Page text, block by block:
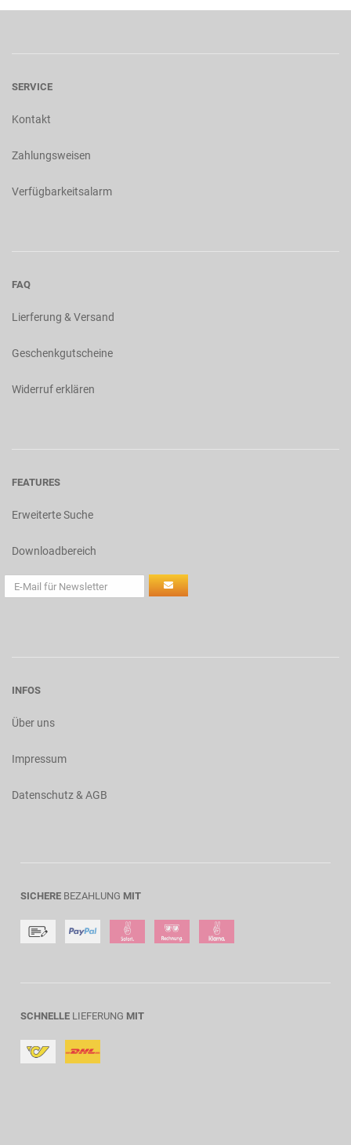
SERVICE
Kontakt
Zahlungsweisen
Verfügbarkeitsalarm
FAQ
Lierferung & Versand
Geschenkgutscheine
Widerruf erklären
FEATURES
Erweiterte Suche
Downloadbereich
INFOS
Über uns
Impressum
Datenschutz & AGB
SICHERE BEZAHLUNG MIT
SCHNELLE LIEFERUNG MIT